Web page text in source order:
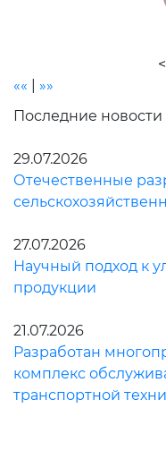
««
»»
Последние новости
29.07.2026
Отечественные
27.07.2026
Научный подход к
продукции
21.07.2026
Разработан
комплекс
транспортной